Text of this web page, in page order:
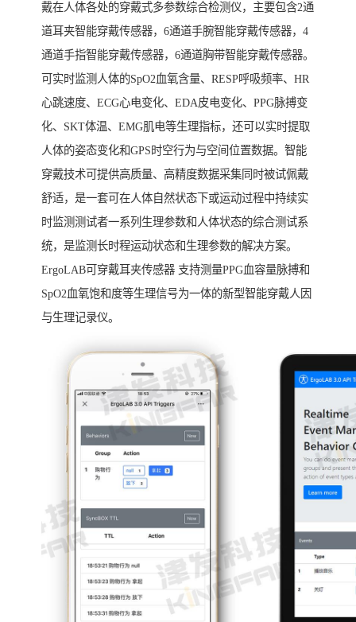
戴在人体各处的穿戴式多参数综合检测仪，主要包含2通
道耳夹智能穿戴传感器，6通道手腕智能穿戴传感器，4
通道手指智能穿戴传感器，6通道胸带智能穿戴传感器。
可实时监测人体的SpO2血氧含量、RESP呼吸频率、HR
心跳速度、ECG心电变化、EDA皮电变化、PPG脉搏变
化、SKT体温、EMG肌电等生理指标，还可以实时提取
人体的姿态变化和GPS时空行为与空间位置数据。智能
穿戴技术可提供高质量、高精度数据采集同时被试佩戴
舒适，是一套可在人体自然状态下或运动过程中持续实
时监测测试者一系列生理参数和人体状态的综合测试系
统，是监测长时程运动状态和生理参数的解决方案。
ErgoLAB可穿戴耳夹传感器 支持测量PPG血容量脉搏和
SpO2血氧饱和度等生理信号为一体的新型智能穿戴人因
与生理记录仪。